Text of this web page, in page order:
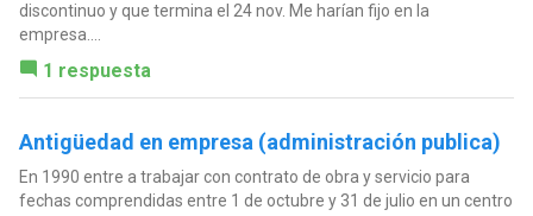
discontinuo y que termina el 24 nov. Me harían fijo en la
empresa....
1 respuesta
Antigüedad en empresa (administración publica)
En 1990 entre a trabajar con contrato de obra y servicio para
fechas comprendidas entre 1 de octubre y 31 de julio en un centro